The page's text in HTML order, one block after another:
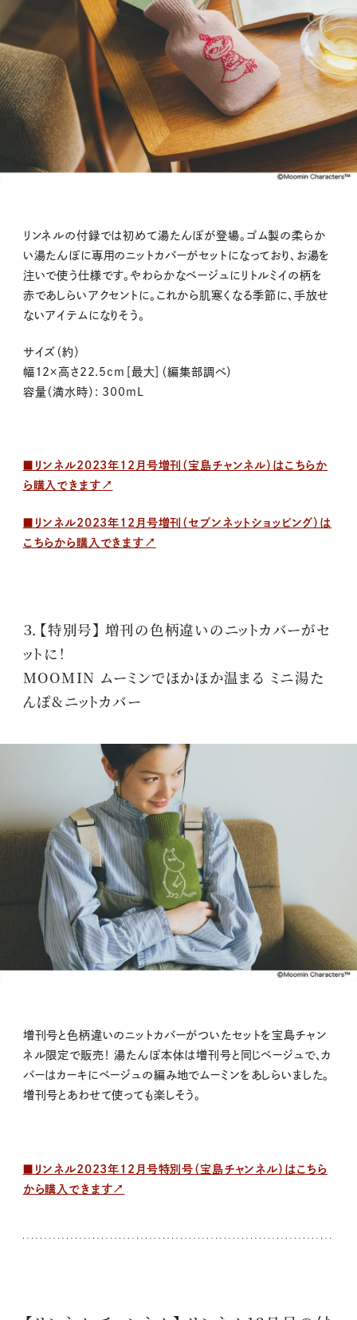
リンネルの付録では初めて湯たんぽが登場。ゴム製の柔らか
い湯たんぽに専用のニットカバーがセットになっており、お湯を
注いで使う仕様です。やわらかなベージュにリトルミイの柄を
赤であしらいアクセントに。これから肌寒くなる季節に、手放せ
ないアイテムになりそう。
サイズ（約）
幅12×高さ22.5cm［最大］（編集部調べ）
容量（満水時）: 300mL
■リンネル2023年12月号増刊（宝島チャンネル）はこちらか
ら購入できます↗
■リンネル2023年12月号増刊（セブンネットショッピング）は
こちらから購入できます↗
３．【特別号】 増刊の色柄違いのニットカバーがセ
ットに！
MOOMIN ムーミンでほかほか温まる ミニ湯た
んぽ&ニットカバー
増刊号と色柄違いのニットカバーがついたセットを宝島チャン
ネル限定で販売！ 湯たんぽ本体は増刊号と同じベージュで、カ
バーはカーキにベージュの編み地でムーミンをあしらいました。
増刊号とあわせて使っても楽しそう。
■リンネル2023年12月号特別号（宝島チャンネル）はこちら
から購入できます↗